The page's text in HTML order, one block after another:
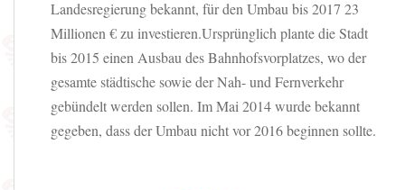
Landesregierung bekannt, für den Umbau bis 2017 23
Millionen € zu investieren.Ursprünglich plante die Stadt
bis 2015 einen Ausbau des Bahnhofsvorplatzes, wo der
gesamte städtische sowie der Nah- und Fernverkehr
gebündelt werden sollen. Im Mai 2014 wurde bekannt
gegeben, dass der Umbau nicht vor 2016 beginnen sollte.